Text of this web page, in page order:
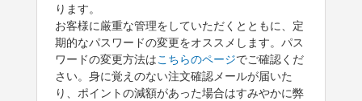
ります。
お客様に厳重な管理をしていただくとともに、定
期的なパスワードの変更をオススメします。パス
ワードの変更方法はこちらのページでご確認くだ
さい。身に覚えのない注文確認メールが届いた
り、ポイントの減額があった場合はすみやかに弊